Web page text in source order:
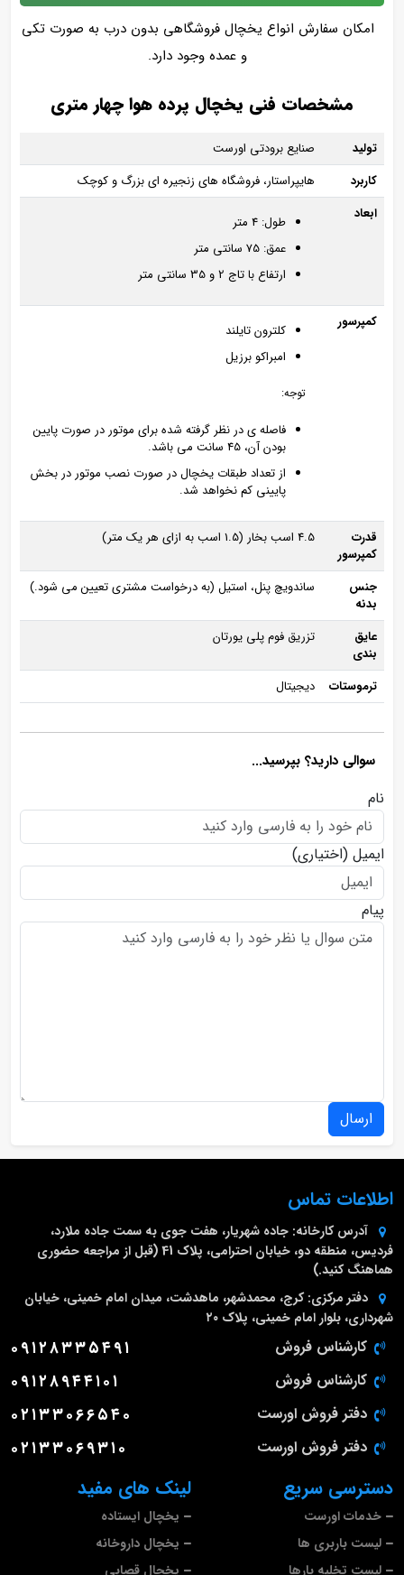
امکان سفارش انواع یخچال فروشگاهی بدون درب به صورت تکی
و عمده وجود دارد.
مشخصات فنی یخچال پرده هوا چهار متری
تولید
صنایع برودتی اورست
کاربرد
هایپراستار، فروشگاه های زنجیره ای بزرگ و کوچک
ابعاد
طول: 4 متر
عمق: 75 سانتی متر
ارتفاع با تاج 2 و 35 سانتی متر
کمپرسور
کلترون تایلند
امبراکو برزیل
توجه:
فاصله ی در نظر گرفته شده برای موتور در صورت پایین
بودن آن، 45 سانت می باشد.
از تعداد طبقات یخچال در صورت نصب موتور در بخش
پایینی کم نخواهد شد.
قدرت
کمپرسور
4.5 اسب بخار (1.5 اسب به ازای هر یک متر)
جنس
بدنه
ساندویچ پنل، استیل (به درخواست مشتری تعیین می شود.)
عایق
بندی
تزریق فوم پلی یورتان
ترموستات دیجیتال
سوالی دارید؟ بپرسید...
نام
ایمیل (اختیاری)
پیام
ارسال
لینک های مفید
یخچال ایستاده
یخچال داروخانه
یخچال قصابی
دسترسی سریع
خدمات اورست
لیست باربری ها
لیست تخلیه بارها
اطلاعات تماس
آدرس کارخانه: جاده شهریار، هفت جوی به سمت جاده ملارد،
فردیس، منطقه دو، خیابان احترامی، پلاک 41 (قبل از مراجعه حضوری
هماهنگ کنید.)
دفتر مرکزی: کرج، محمدشهر، ماهدشت، میدان امام خمینی، خیابان
شهرداری، بلوار امام خمینی، پلاک ۲۰
کارشناس فروش ۰۹۱۲۸۳۳۵۴۹۱
کارشناس فروش ۰۹۱۲۸۹۴۴۱۰۱
دفتر فروش اورست ۰۲۱۳۳۰۶۶۵۴۰
دفتر فروش اورست ۰۲۱۳۳۰۶۹۳۱۰